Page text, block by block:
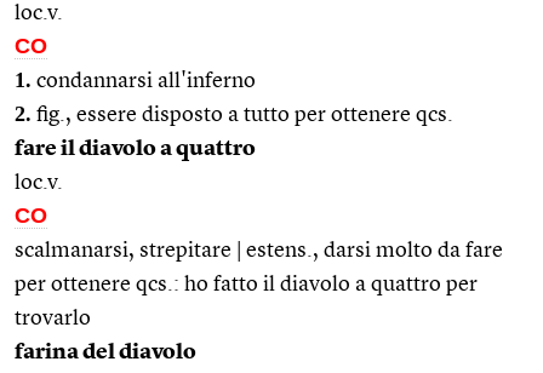
loc.v.
CO
1. condannarsi all'inferno
2. fig., essere disposto a tutto per ottenere qcs.
fare il diavolo a quattro
loc.v.
CO
scalmanarsi, strepitare | estens., darsi molto da fare
per ottenere qcs.: ho fatto il diavolo a quattro per
trovarlo
farina del diavolo